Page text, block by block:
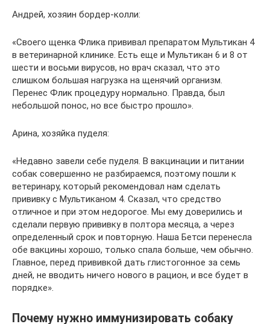
Андрей, хозяин бордер-колли:
«Своего щенка Флика прививал препаратом Мультикан 4
в ветеринарной клинике. Есть еще и Мультикан 6 и 8 от
шести и восьми вирусов, но врач сказал, что это
слишком большая нагрузка на щенячий организм.
Перенес Флик процедуру нормально. Правда, был
небольшой понос, но все быстро прошло».
Арина, хозяйка пуделя:
«Недавно завели себе пуделя. В вакцинации и питании
собак совершенно не разбираемся, поэтому пошли к
ветеринару, который рекомендовал нам сделать
прививку с Мультиканом 4. Сказал, что средство
отличное и при этом недорогое. Мы ему доверились и
сделали первую прививку в полтора месяца, а через
определенный срок и повторную. Наша Бетси перенесла
обе вакцины хорошо, только спала больше, чем обычно.
Главное, перед прививкой дать глистогонное за семь
дней, не вводить ничего нового в рацион, и все будет в
порядке».
Почему нужно иммунизировать собаку